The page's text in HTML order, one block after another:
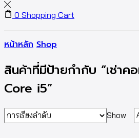
0 Shopping Cart
หน้าหลัก Shop
สินค้าที่มีป้ายกำกับ “เช่าค
Core i5”
Show